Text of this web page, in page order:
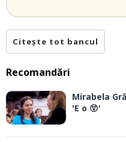
Citește tot bancul
Recomandări
Mirabela
'E o 😲'